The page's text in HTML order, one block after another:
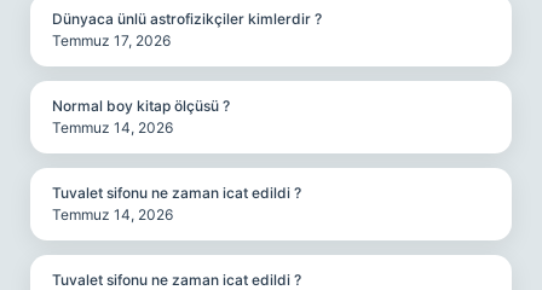
Dünyaca ünlü astrofizikçiler kimlerdir ?
Temmuz 17, 2026
Normal boy kitap ölçüsü ?
Temmuz 14, 2026
Tuvalet sifonu ne zaman icat edildi ?
Temmuz 14, 2026
Tuvalet sifonu ne zaman icat edildi ?